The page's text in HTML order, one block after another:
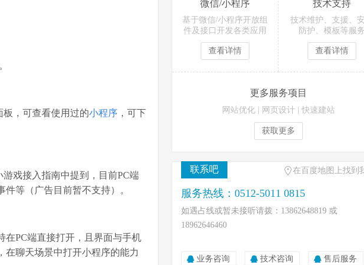
板，可查看使用过的小程序 ，可下
戏接入指南中提到，目前PC端
等（广告目前暂不支持）。
在PC端直接打开，且界面与手机
在聊天场景中打开小程序的能力
微信/小程序
基于微信/小程序开放组
件及接口开发各类应用
查看详情
技术支持
技术维护、支援、
防护、模板等服
查看详情
更多服务项目
网站优化 网页设计 快速建站
获取更多
联系吧 在百度地图上找到
服务热线：0512-5011 0815
如遇占线或暂未接听请拨：13862648819 或
18962646460
业务咨询 技术咨询 售后服务